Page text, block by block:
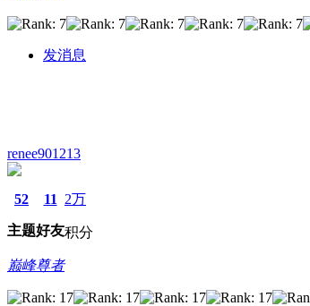
发消息
renee901213
52
主题
11
好友
2万
积分
巅峰尊者